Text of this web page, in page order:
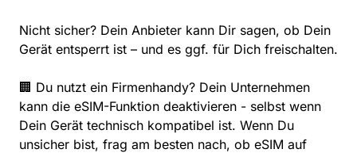
Nicht sicher? Dein Anbieter kann Dir sagen, ob Dein
Gerät entsperrt ist – und es ggf. für Dich freischalten.
🏢 Du nutzt ein Firmenhandy? Dein Unternehmen
kann die eSIM-Funktion deaktivieren - selbst wenn
Dein Gerät technisch kompatibel ist. Wenn Du
unsicher bist, frag am besten nach, ob eSIM auf